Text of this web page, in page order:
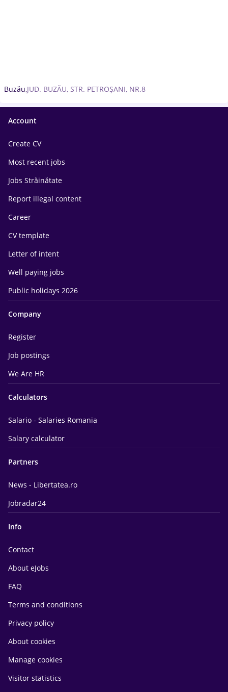
Buzău,JUD. BUZĂU, STR. PETROȘANI, NR.8
Account
Create CV
Most recent jobs
Jobs Străinătate
Report illegal content
Career
CV template
Letter of intent
Well paying jobs
Public holidays 2026
Company
Register
Job postings
We Are HR
Calculators
Salario - Salaries Romania
Salary calculator
Partners
News - Libertatea.ro
Jobradar24
Info
Contact
About eJobs
FAQ
Terms and conditions
Privacy policy
About cookies
Manage cookies
Visitor statistics